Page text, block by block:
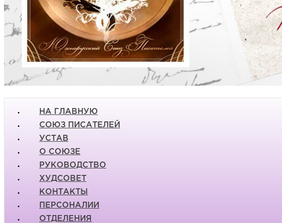
НА ГЛАВНУЮ
СОЮЗ ПИСАТЕЛЕЙ
УСТАВ
О СОЮЗЕ
РУКОВОДСТВО
ХУДСОВЕТ
КОНТАКТЫ
ПЕРСОНАЛИИ
ОТДЕЛЕНИЯ